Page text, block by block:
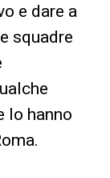
e dare a
squadre
lo hanno